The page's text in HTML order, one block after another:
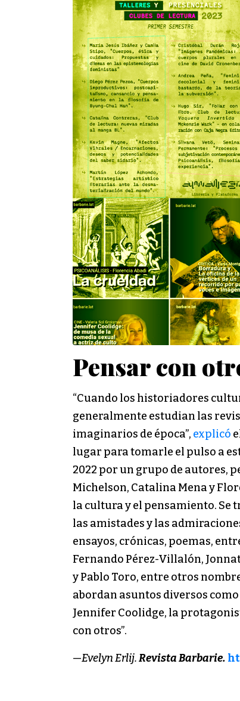
Pensar con
“Cuando los historiadores
generalmente estudian las
imaginarios de época”, explicó
lugar para tomarle el pulso a
2022 por un grupo de autores,
Michelson, Catalina Mena y
la cultura y el pensamiento. Se
las amistades y las
ensayos, crónicas, poemas,
Fernando Pérez-Villalón,
y Pablo Toro, entre otros
abordan asuntos diversos
Jennifer Coolidge, la
con otros”.
—Evelyn Erlij.Revista Barbarie.